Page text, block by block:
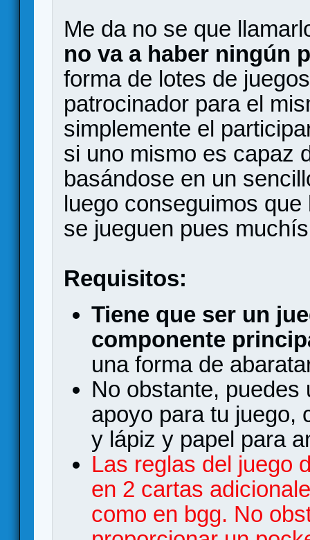
Me da no se que
no va a haber ningún
forma de lotes de
patrocinador para el
simplemente el
si uno mismo es capaz
basándose en un
luego conseguimos
se jueguen pues
Requisitos:
Tiene que ser un
componente
una forma de
No obstante,
apoyo para tu juego,
y lápiz y papel para
Las reglas del juego
en 2 cartas
como en bgg. No